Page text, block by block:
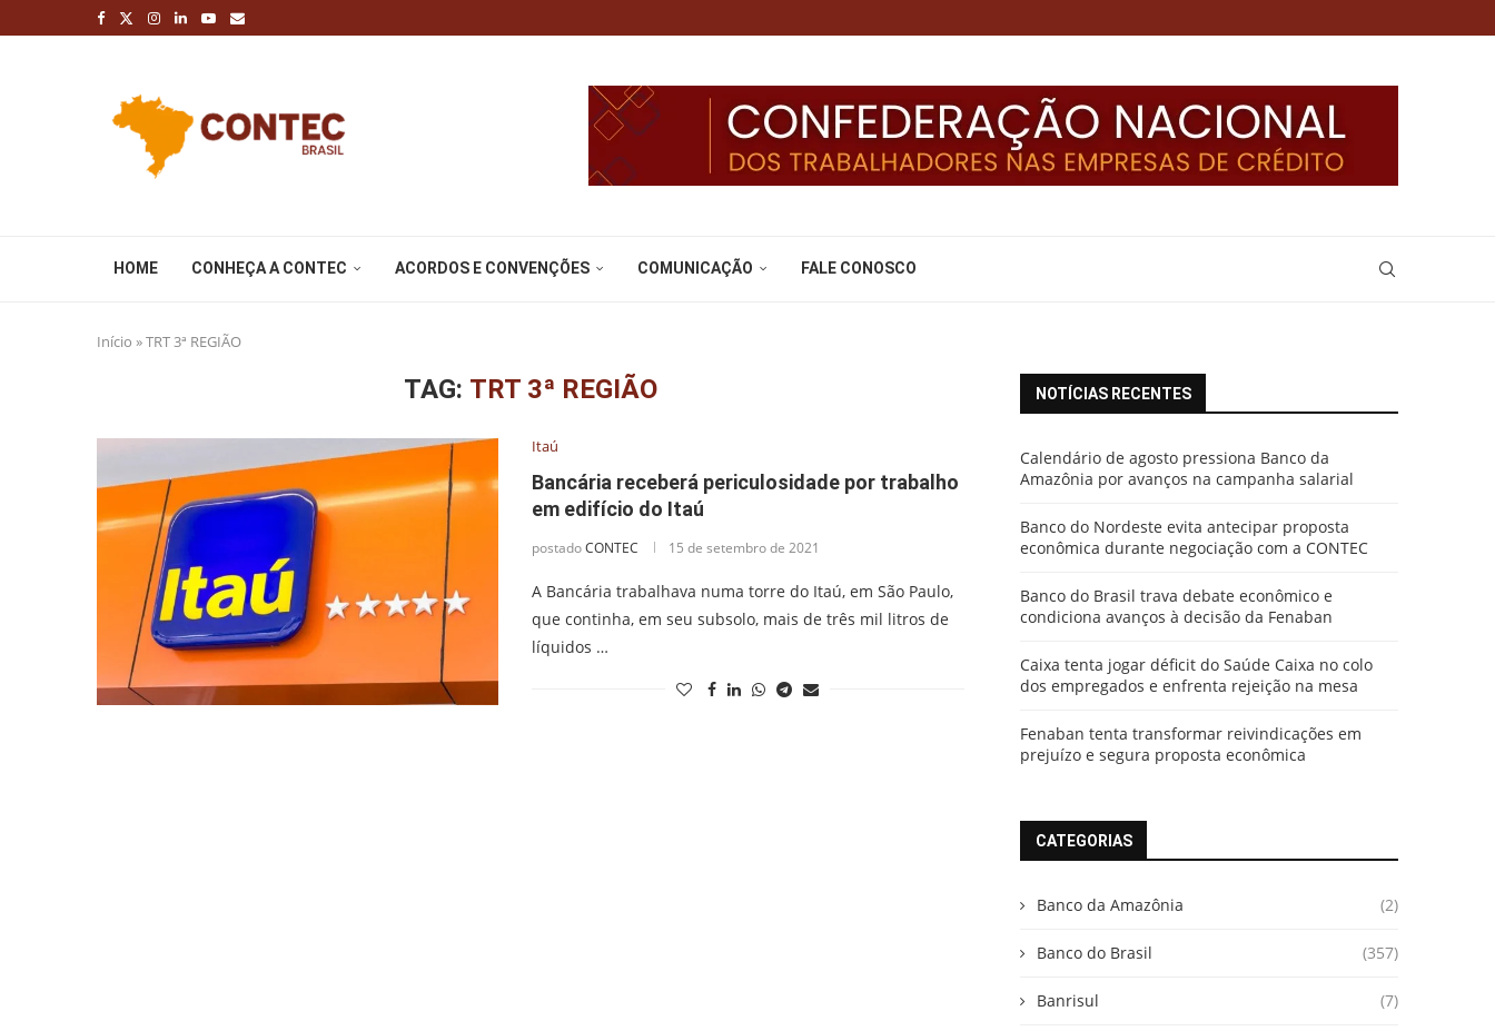
HOME CONHEÇA A CONTEC ACORDOS E CONVENÇÕES COMUNICAÇÃO FALE CONOSCO
Início »TRT 3ª REGIÃO
TAG: TRT 3ª REGIÃO
Itaú
Bancária receberá periculosidade por trabalho
em edifício do Itaú
postadoCONTEC 15 de setembro de 2021
A Bancária trabalhava numa torre do Itaú, em São Paulo,
que continha, em seu subsolo, mais de três mil litros de
líquidos …
NOTÍCIAS RECENTES
Calendário de agosto pressiona Banco da
Amazônia por avanços na campanha salarial
Banco do Nordeste evita antecipar proposta
econômica durante negociação com a CONTEC
Banco do Brasil trava debate econômico e
condiciona avanços à decisão da Fenaban
Caixa tenta jogar déficit do Saúde Caixa no colo
dos empregados e enfrenta rejeição na mesa
Fenaban tenta transformar reivindicações em
prejuízo e segura proposta econômica
CATEGORIAS
Banco da Amazônia (2)
Banco do Brasil (357)
Banrisul (7)